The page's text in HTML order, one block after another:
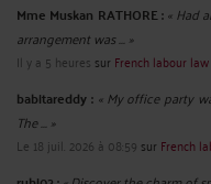
Mme Muskan RATHORE :« Had
arrangement was ... »
Il y a 5 heures sur French labour
babitareddy : « My office party
The ... »
Le 18 juil. 2026 à 08:59 sur French